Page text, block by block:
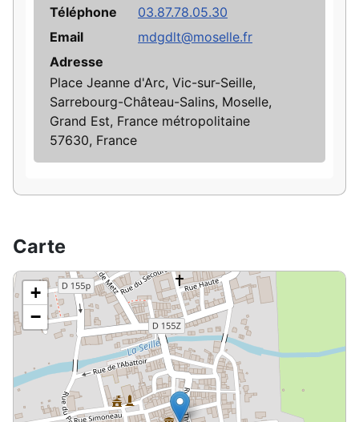
Téléphone
03.87.78.05.30
Email
mdgdlt@moselle.fr
Adresse
Place Jeanne d'Arc, Vic-sur-Seille,
Sarrebourg-Château-Salins, Moselle,
Grand Est, France métropolitaine
57630, France
Carte
+
−